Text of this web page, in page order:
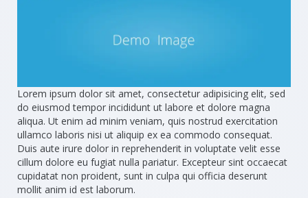
Lorem ipsum dolor sit amet, consectetur adipisicing elit, sed
do eiusmod tempor incididunt ut labore et dolore magna
aliqua. Ut enim ad minim veniam, quis nostrud exercitation
ullamco laboris nisi ut aliquip ex ea commodo consequat.
Duis aute irure dolor in reprehenderit in voluptate velit esse
cillum dolore eu fugiat nulla pariatur. Excepteur sint occaecat
cupidatat non proident, sunt in culpa qui officia deserunt
mollit anim id est laborum.